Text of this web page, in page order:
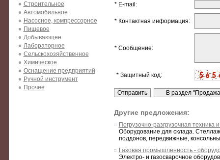
Строительное
Автомобильное
Насосное, компрессорное
Пищевое
Добывающее
Лабораторное
Сельскохозяйственное
Химическое
Оснащение предприятий
Ручной инструмент
Прочее
* E-mail:
* Контактная информация:
* Сообщение:
* Защитный код:
Другие предложения:
Погрузочно-разгрузочная техника
Оборудование для склада.
поддонов, передвижные,
Газовая промышленность -
Электро- и газосварочное